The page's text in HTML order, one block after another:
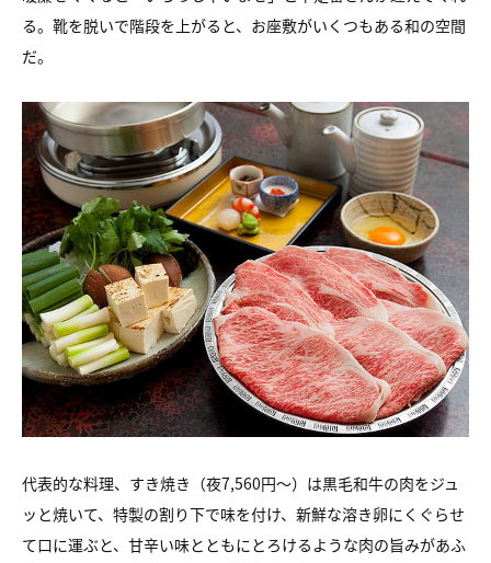
る。靴を脱いで階段を上がると、お座敷がいくつもある和の空間
だ。
代表的な料理、すき焼き（夜7,560円～）は黒毛和牛の肉をジュ
ッと焼いて、特製の割り下で味を付け、新鮮な溶き卵にくぐらせ
て口に運ぶと、甘辛い味とともにとろけるような肉の旨みがあふ